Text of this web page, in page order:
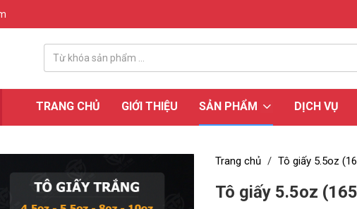
TRANG CHỦ GIỚI THIỆU SẢN PHẨM DỊCH VỤ
Trang chủ / Tô giấy 5.5oz
Tô giấy 5.5oz